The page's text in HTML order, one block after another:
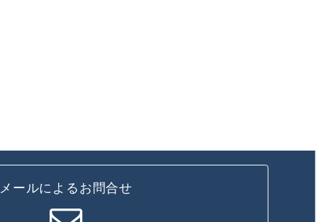
メールによるお問合せ